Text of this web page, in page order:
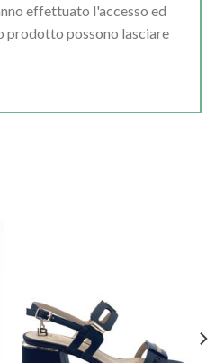
effettuato l'accesso ed
prodotto possono lasciare